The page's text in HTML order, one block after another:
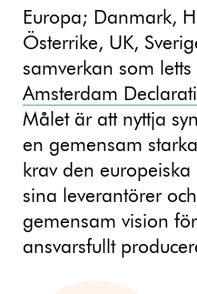
Europa; Danmark,
Österrike, UK,
samverkan som
Amsterdam
Målet är att nyttja
en gemensam
krav den
sina leverantörer
gemensam vision
ansvarsfullt